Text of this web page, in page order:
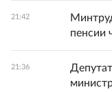
21:42
пенсии
21:36